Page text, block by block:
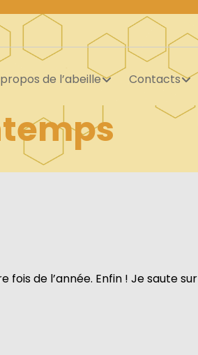
de l’abeille Contacts
fois de l’année. Enfin ! Je saute sur